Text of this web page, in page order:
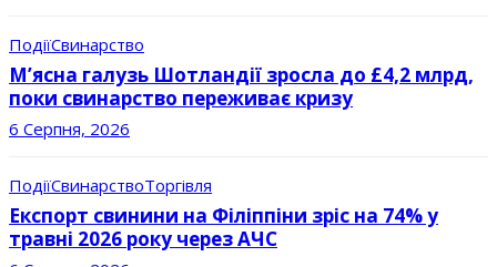
ПодіїСвинарство
М’ясна галузь Шотландії зросла до £4,2 млрд,
поки свинарство переживає кризу
6 Серпня, 2026
ПодіїСвинарствоТоргівля
Експорт свинини на Філіппіни зріс на 74% у
травні 2026 року через АЧС